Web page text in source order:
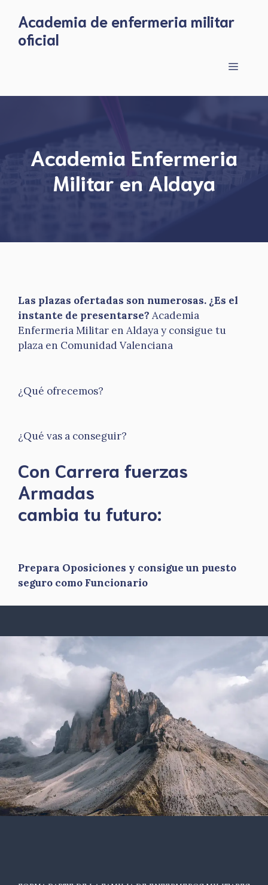
content
Academia de enfermeria militar
oficial
Menu
Academia Enfermeria
Militar en Aldaya
Las plazas ofertadas son numerosas. ¿Es el
instante de presentarse? Academia
Enfermeria Militar en Aldaya y consigue tu
plaza en Comunidad Valenciana
¿Qué ofrecemos?
¿Qué vas a conseguir?
Con Carrera fuerzas
Armadas
​cambia tu futuro:
Prepara Oposiciones y consigue un puesto
seguro como Funcionario